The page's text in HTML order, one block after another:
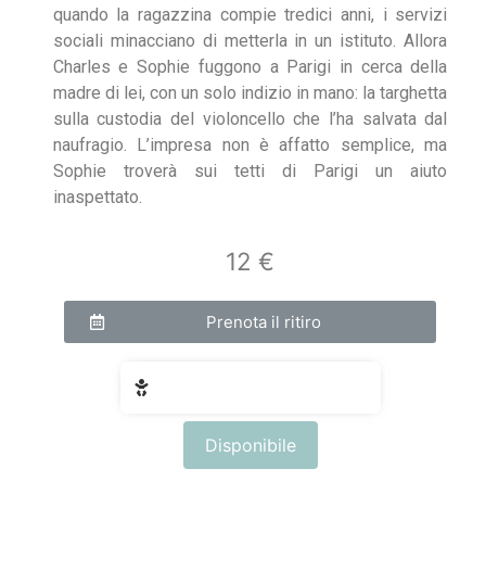
quando la ragazzina compie tredici anni, i servizi
sociali minacciano di metterla in un istituto. Allora
Charles e Sophie fuggono a Parigi in cerca della
madre di lei, con un solo indizio in mano: la targhetta
sulla custodia del violoncello che l’ha salvata dal
naufragio. L’impresa non è affatto semplice, ma
Sophie troverà sui tetti di Parigi un aiuto
inaspettato.
12 €
Prenota il ritiro
Disponibile